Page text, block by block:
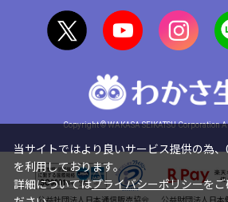
Copyright © WAKASA SEIKATSU Corporation
公益社団法人日本通信販売協会 公益財団法人日本
当サイトではより良いサービス提供の為、
を利用しております。
詳細についてはプライバシーポリシーをご